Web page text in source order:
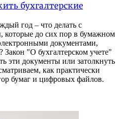
бухгалтерские
год – что делать с
которые до сих пор в бумажном
документами,
Закон "О бухгалтерском учете"
эти документы или затолкнуть
как практически
бумаг и цифровых файлов.